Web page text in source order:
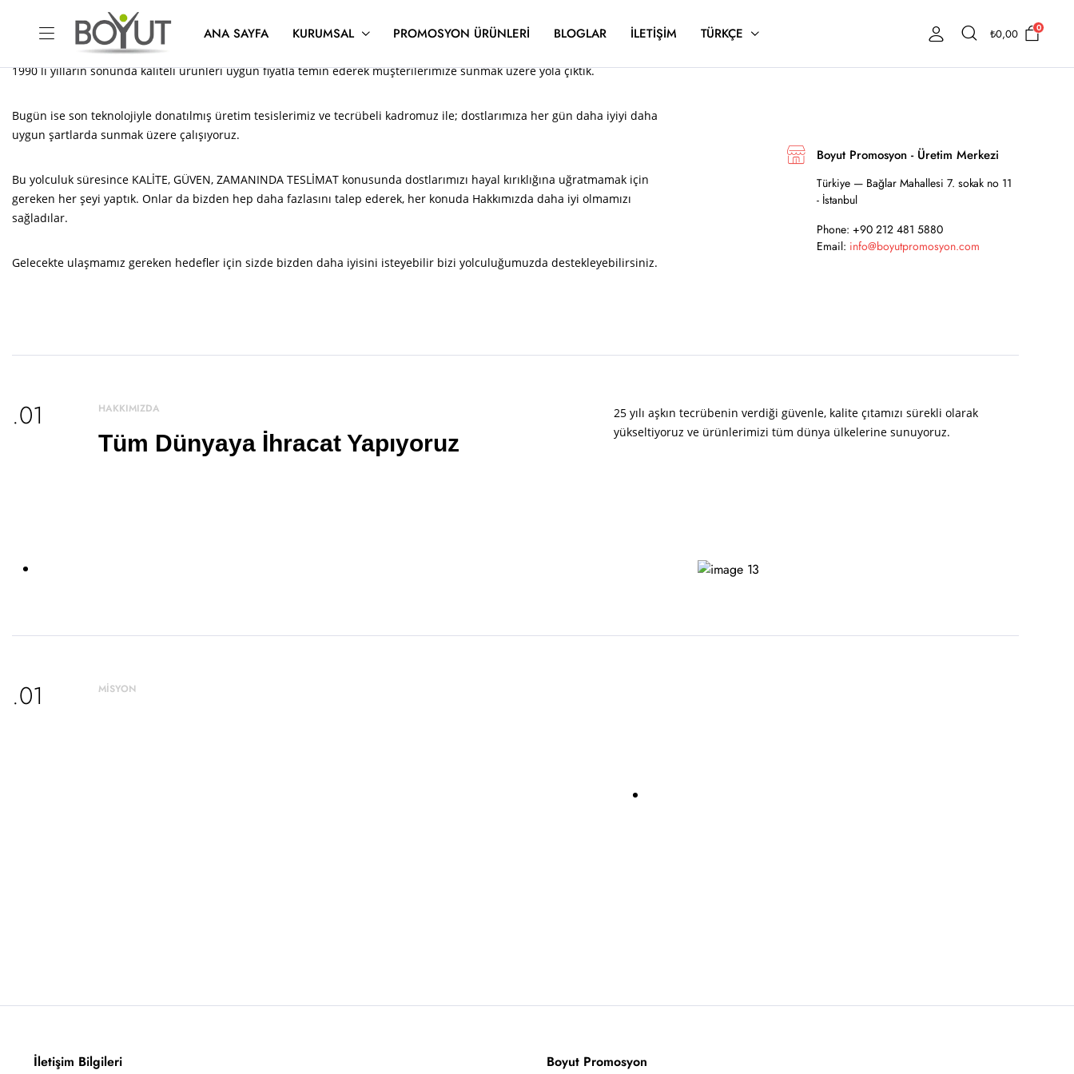
ANA SAYFA KURUMSAL PROMOSYON ÜRÜNLERI BLOGLAR İLETIŞIM TÜRKÇE ₺0,00 0
Hakkımızda (Misyon ve Vizyon)
1990 lı yılların sonunda kaliteli ürünleri uygun fiyatla temin ederek müşterilerimize sunmak üzere yola çıktık.
Bugün ise son teknolojiyle donatılmış üretim tesislerimiz ve tecrübeli kadromuz ile; dostlarımıza her gün daha iyiyi daha
uygun şartlarda sunmak üzere çalışıyoruz.
Bu yolculuk süresince KALİTE, GÜVEN, ZAMANINDA TESLİMAT konusunda dostlarımızı hayal kırıklığına uğratmamak için
gereken her şeyi yaptık. Onlar da bizden hep daha fazlasını talep ederek, her konuda Hakkımızda daha iyi olmamızı
sağladılar.
Gelecekte ulaşmamız gereken hedefler için sizde bizden daha iyisini isteyebilir bizi yolculuğumuzda destekleyebilirsiniz.
Boyut Promosyon - Üretim Merkezi
Türkiye — Bağlar Mahallesi 7. sokak no 11
- İstanbul
Phone: +90 212 481 5880
Email: info@boyutpromosyon.com
.01 HAKKIMIZDA
Tüm Dünyaya İhracat Yapıyoruz
25 yılı aşkın tecrübenin verdiği güvenle, kalite çıtamızı sürekli olarak
yükseltiyoruz ve ürünlerimizi tüm dünya ülkelerine sunuyoruz.
.01 MİSYON
İletişim Bilgileri Boyut Promosyon